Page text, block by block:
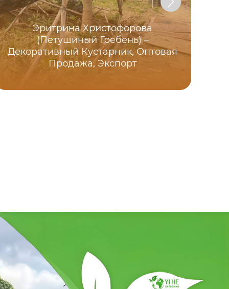
Эритрина Христофорова
(Петушиный Гребень) –
Декоративный Кустарник, Оптовая
Продажа, Экспорт